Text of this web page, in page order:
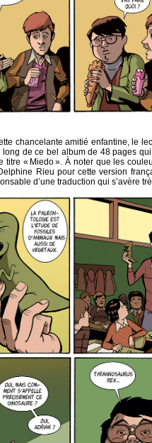
chancelante amitié enfantine, le
long de ce bel album de 48 pages
titre « Miedo ». À noter que les
Rieu pour cette version
d’une traduction qui s’avère